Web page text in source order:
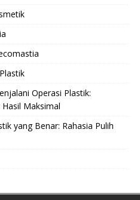
Operasi Plastik:
Maksimal
yang Benar: Rahasia Pulih